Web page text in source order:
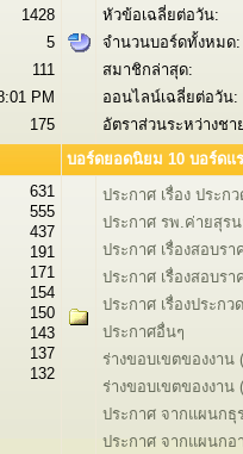
1428
5
111
PM
175
หัวข้อเฉลี่ยต่อวัน:
จำนวนบอร์ดทั้งหมด:
สมาชิกล่าสุด:
ออนไลน์เฉลี่ยต่อวัน:
อัตราส่วนระหว่างช
บอร์ดยอดนิยม 10 บอร์ดแ
631
555
437
191
171
154
150
143
137
132
ประกาศ เรื่อง ปร
ประกาศ รพ.ค่ายสุรน
ประกาศ เรื่องสอ
ประกาศ เรื่องสอบร
ประกาศ เรื่องประก
ประกาศอื่นๆ
ร่างขอบเขตของงาน
ร่างขอบเขตของงาน
ประกาศ จากแผนกธุ
ประกาศ จากแผนกอ